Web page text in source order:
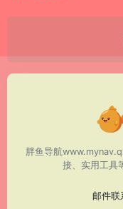
胖鱼导航
接、实用工具
邮件联